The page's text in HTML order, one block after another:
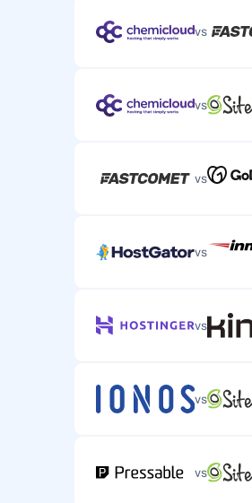
vs
vs
vs
vs
vs
vs
vs